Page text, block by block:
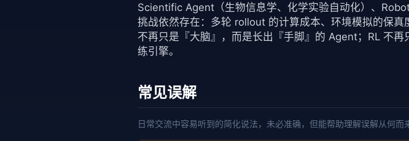
Scientific Agent（生物信息学、化学实验自动化）、
挑战依然存在：多轮 rollout 的计算成本、环境模拟的保
不再只是『大脑』，而是长出『手脚』的 Agent；RL 不
练引擎。
常见误解
日常交流中容易听到的简化说法，未必准确，但能帮助理解误解从何而